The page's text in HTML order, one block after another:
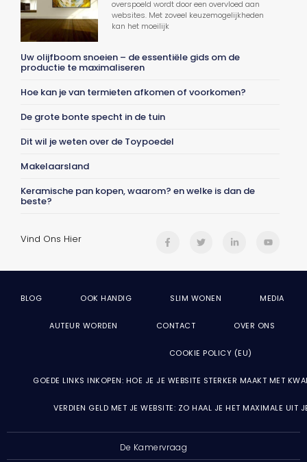
overspoeld wordt door een overvloed aan
websites. Met zoveel keuzemogelijkheden
kan het moeilijk
Uw olijfboom snoeien – de essentiële gids om de
productie te maximaliseren
Hoe kan je van termieten afkomen of voorkomen?
De grote bonte specht in de tuin
Dit wil je weten over de Toypoedel
Makelaarsland
Keramische pan kopen, waarom? en welke is dan de
beste?
Vind Ons Hier
BLOG OOK HANDIG SLIM WONEN MEDIA
AUTEUR WORDEN CONTACT OVER ONS
COOKIE POLICY (EU)
GOEDE LINKS INKOPEN: HOE JE JE WEBSITE STERKER MAAKT MET
VERDIEN GELD MET JE WEBSITE: ZO HAAL JE HET MAXIMALE UIT
De Kamervraag